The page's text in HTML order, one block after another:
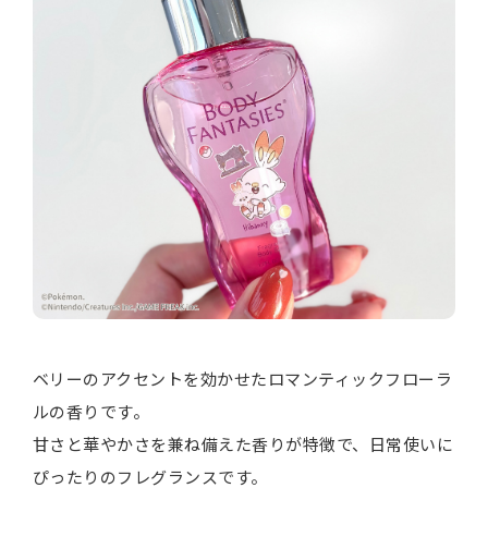
ベリーのアクセントを効かせたロマンティックフローラ
ルの香りです。
甘さと華やかさを兼ね備えた香りが特徴で、日常使いに
ぴったりのフレグランスです。